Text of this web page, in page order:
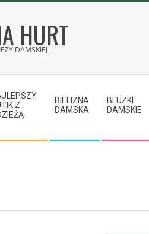
HURT
DAMSKIEJ
Z
BIELIZNA
DAMSKA
BLUZKI
DAMSKIE